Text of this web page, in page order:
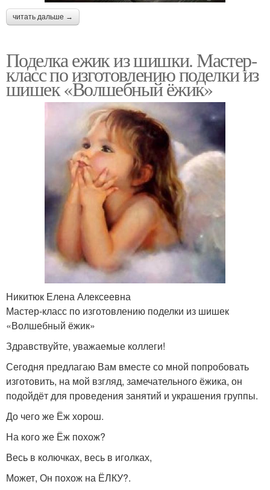
читать дальше →
Поделка ежик из шишки. Мастер-
класс по изготовлению поделки из
шишек «Волшебный ёжик»
Никитюк Елена Алексеевна
Мастер-класс по изготовлению поделки из шишек
«Волшебный ёжик»
Здравствуйте, уважаемые коллеги!
Сегодня предлагаю Вам вместе со мной попробовать
изготовить, на мой взгляд, замечательного ёжика, он
подойдёт для проведения занятий и украшения группы.
До чего же Ёж хорош.
На кого же Ёж похож?
Весь в колючках, весь в иголках,
Может, Он похож на ЁЛКУ?.